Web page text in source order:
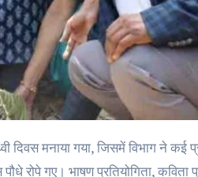
रोपे गए। भाषण प्रतियोगिता, कविता